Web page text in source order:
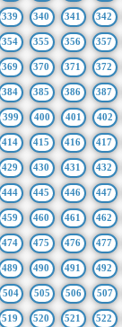
339 340 341 342
354 355 356 357
369 370 371 372
384 385 386 387
399 400 401 402
414 415 416 417
429 430 431 432
444 445 446 447
459 460 461 462
474 475 476 477
489 490 491 492
504 505 506 507
519 520 521 522